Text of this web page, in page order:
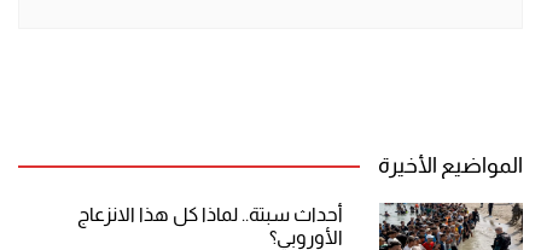
المواضيع الأخيرة
أحداث سبتة.. لماذا كل هذا الانزعاج
الأوروبي؟